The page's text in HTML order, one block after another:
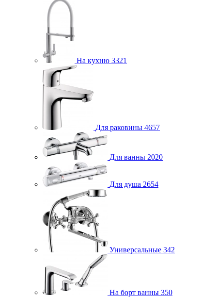
На кухню 3321
Для раковины 4657
Для ванны 2020
Для душа 2654
Универсальные 342
На борт ванны 350